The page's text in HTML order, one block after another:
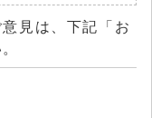
見は、下記「お